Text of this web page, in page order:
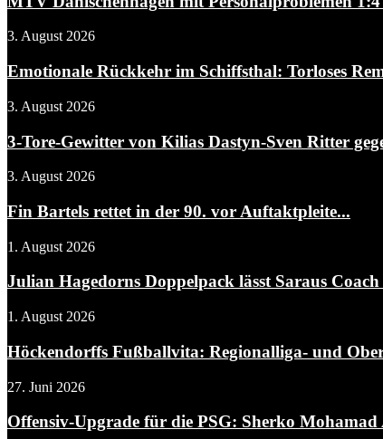
3. August 2026
Emotionale Rückkehr im Schiffsthal: Torloses
3. August 2026
3-Tore-Gewitter von Kilias Dastyn-Sven Ritter
3. August 2026
Fin Bartels rettet in der 90. vor Auftaktpleite...
1. August 2026
Julian Hagedorns Doppelpack lässt Saraus
1. August 2026
Höckendorffs Fußballvita: Regionalliga- und
27. Juni 2026
Offensiv-Upgrade für die PSG: Sherko